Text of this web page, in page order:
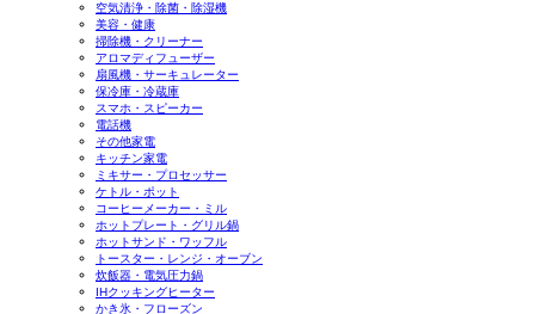
空気清浄・除菌・除湿機
美容・健康
掃除機・クリーナー
アロマディフューザー
扇風機・サーキュレーター
保冷庫・冷蔵庫
スマホ・スピーカー
電話機
その他家電
キッチン家電
ミキサー・プロセッサー
ケトル・ポット
コーヒーメーカー・ミル
ホットプレート・グリル鍋
ホットサンド・ワッフル
トースター・レンジ・オーブン
炊飯器・電気圧力鍋
IHクッキングヒーター
かき氷・フローズン